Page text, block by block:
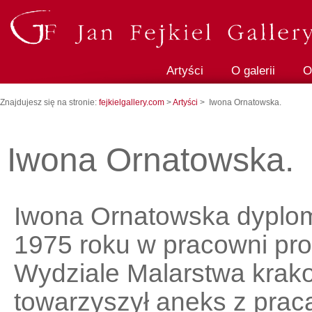
Artyści O galerii
Znajdujesz się na stronie: fejkielgallery.com >Artyści > Iwona Ornatowska.
Iwona Ornatowska.
Iwona Ornatowska
1975 roku w pracowni
Wydziale Malarstwa
towarzyszył aneks z